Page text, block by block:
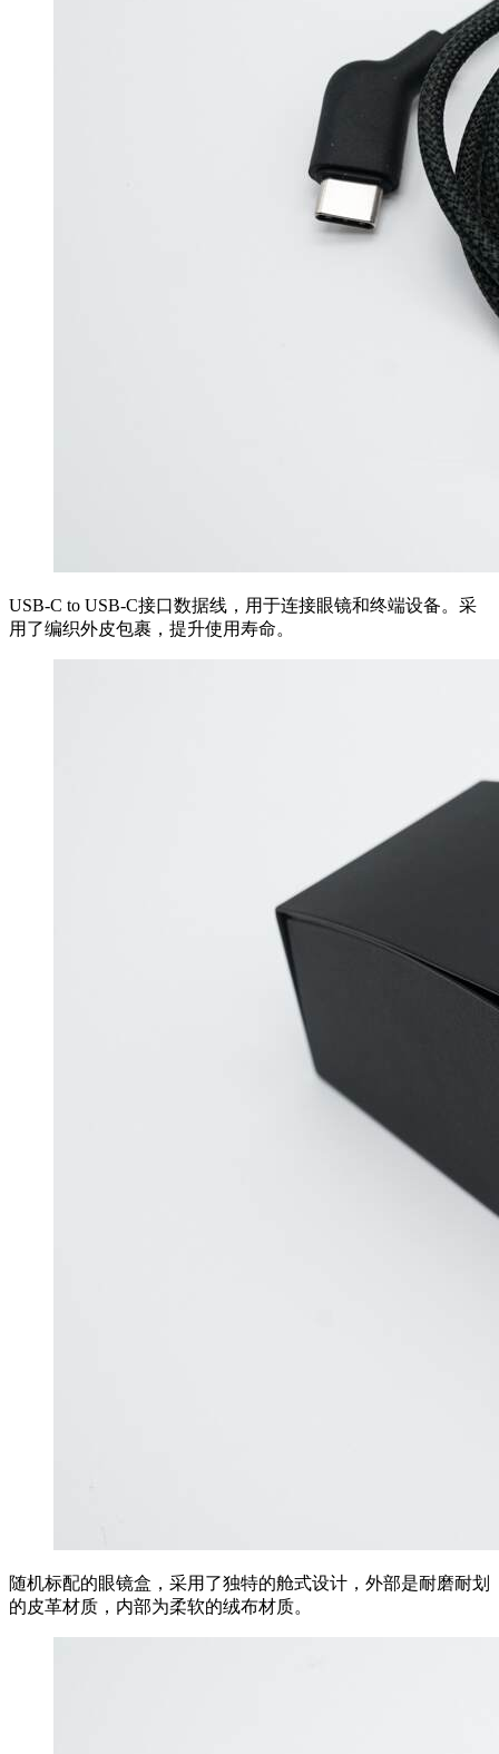
USB-C to USB-C接口数据线，用于连接眼镜和终端设备。采
用了编织外皮包裹，提升使用寿命。
随机标配的眼镜盒，采用了独特的舱式设计，外部是耐磨耐划
的皮革材质，内部为柔软的绒布材质。